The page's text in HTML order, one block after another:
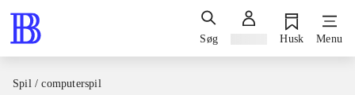
Søg Husk Menu
Spil / computerspil